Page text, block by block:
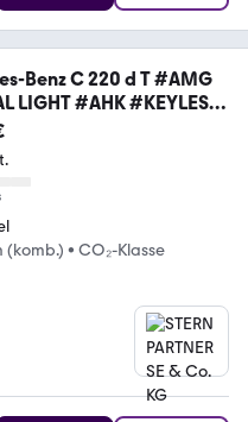
Benz C 220 d T #AMG
LIGHT #AHK #KEYLESS-
(komb.) • CO₂-Klasse